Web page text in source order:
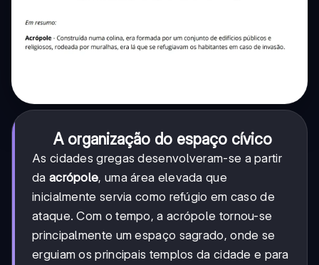
A organização do espaço cívico
As cidades gregas desenvolveram-se a partir
da acrópole, uma área elevada que
inicialmente servia como refúgio em caso de
ataque. Com o tempo, a acrópole tornou-se
principalmente um espaço sagrado, onde se
erguiam os principais templos da cidade e para